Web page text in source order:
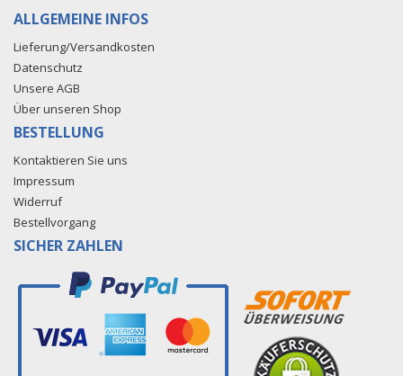
ALLGEMEINE INFOS
Lieferung/Versandkosten
Datenschutz
Unsere AGB
Über unseren Shop
BESTELLUNG
Kontaktieren Sie uns
Impressum
Widerruf
Bestellvorgang
SICHER ZAHLEN